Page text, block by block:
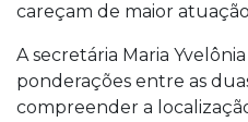
careçam de maior
A secretária Maria
ponderações entre as
compreender a